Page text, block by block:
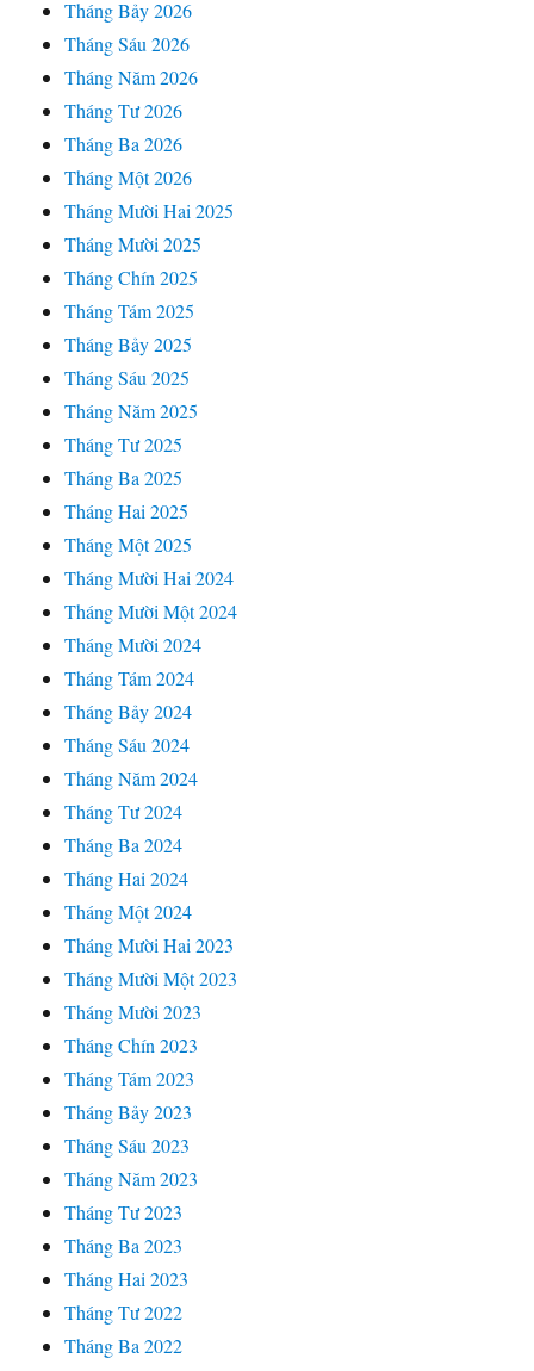
Tháng Bảy 2026
Tháng Sáu 2026
Tháng Năm 2026
Tháng Tư 2026
Tháng Ba 2026
Tháng Một 2026
Tháng Mười Hai 2025
Tháng Mười 2025
Tháng Chín 2025
Tháng Tám 2025
Tháng Bảy 2025
Tháng Sáu 2025
Tháng Năm 2025
Tháng Tư 2025
Tháng Ba 2025
Tháng Hai 2025
Tháng Một 2025
Tháng Mười Hai 2024
Tháng Mười Một 2024
Tháng Mười 2024
Tháng Tám 2024
Tháng Bảy 2024
Tháng Sáu 2024
Tháng Năm 2024
Tháng Tư 2024
Tháng Ba 2024
Tháng Hai 2024
Tháng Một 2024
Tháng Mười Hai 2023
Tháng Mười Một 2023
Tháng Mười 2023
Tháng Chín 2023
Tháng Tám 2023
Tháng Bảy 2023
Tháng Sáu 2023
Tháng Năm 2023
Tháng Tư 2023
Tháng Ba 2023
Tháng Hai 2023
Tháng Tư 2022
Tháng Ba 2022